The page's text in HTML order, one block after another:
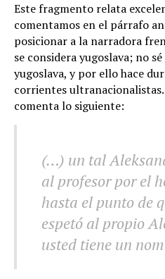
Este fragmento relata
comentamos en el párrafo
posicionar a la narradora
se considera yugoslava; no
yugoslava, y por ello hace
corrientes
comenta lo siguiente:
(…) un tal
al profesor por el
hasta el punto de
espetó al propio
usted tiene un